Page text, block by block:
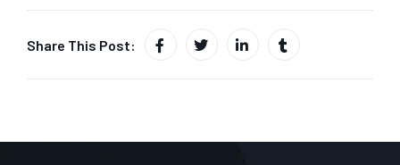
Share This Post: